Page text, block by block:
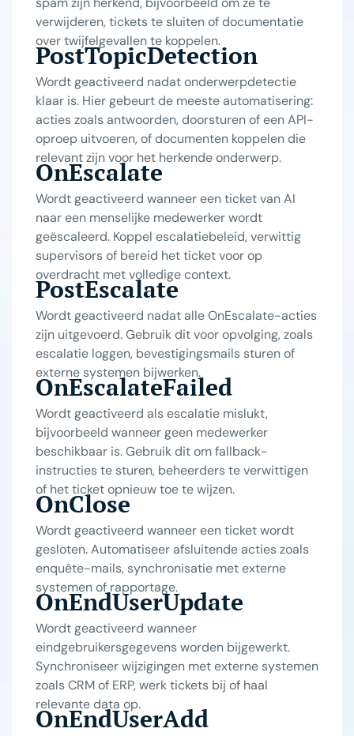
verwijderen, tickets te sluiten of documentatie
over twijfelgevallen te koppelen.
PostTopicDetection
Wordt geactiveerd nadat onderwerpdetectie
klaar is. Hier gebeurt de meeste automatisering:
acties zoals antwoorden, doorsturen of een API-
oproep uitvoeren, of documenten koppelen die
relevant zijn voor het herkende onderwerp.
OnEscalate
Wordt geactiveerd wanneer een ticket van AI
naar een menselijke medewerker wordt
geëscaleerd. Koppel escalatiebeleid, verwittig
supervisors of bereid het ticket voor op
overdracht met volledige context.
PostEscalate
Wordt geactiveerd nadat alle OnEscalate-acties
zijn uitgevoerd. Gebruik dit voor opvolging, zoals
escalatie loggen, bevestigingsmails sturen of
externe systemen bijwerken.
OnEscalateFailed
Wordt geactiveerd als escalatie mislukt,
bijvoorbeeld wanneer geen medewerker
beschikbaar is. Gebruik dit om fallback-
instructies te sturen, beheerders te verwittigen
of het ticket opnieuw toe te wijzen.
OnClose
Wordt geactiveerd wanneer een ticket wordt
gesloten. Automatiseer afsluitende acties zoals
enquête-mails, synchronisatie met externe
systemen of rapportage.
OnEndUserUpdate
Wordt geactiveerd wanneer
eindgebruikersgegevens worden bijgewerkt.
Synchroniseer wijzigingen met externe systemen
zoals CRM of ERP, werk tickets bij of haal
relevante data op.
OnEndUserAdd